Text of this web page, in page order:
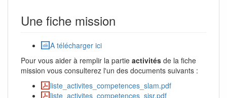
Une fiche mission
A télécharger ici
Pour vous aider à remplir la partie activités de la fiche
mission vous consulterez l'un des documents suivants :
liste_activites_competences_slam.pdf
liste_activites_competences_sisr.pdf